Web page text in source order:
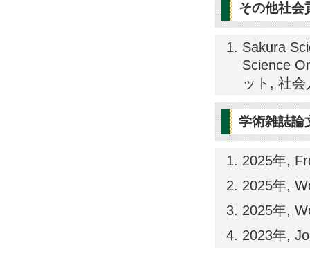
その他社会
Sakura
Science
ット, 社
学術雑誌論
2025年,
2025年,
2025年,
2023年,